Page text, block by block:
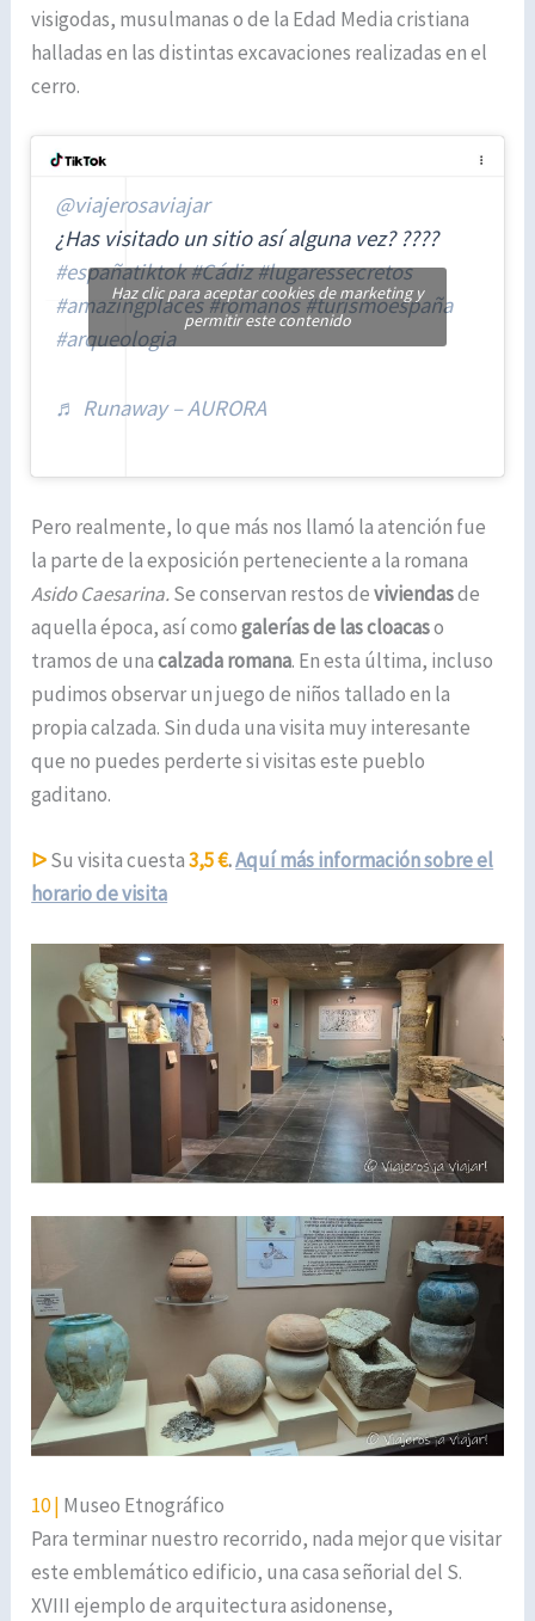
visigodas, musulmanas o de la Edad Media cristiana
halladas en las distintas excavaciones realizadas en el
cerro.
@viajerosaviajar
¿Has visitado un sitio así alguna vez? ????
#españatiktok#Cádiz#lugaressecretos
#amazingplaces#romanos#turismoespaña
#arqueologia
♬ Runaway – AURORA
Haz clic para aceptar cookies de marketing y
permitir este contenido
Pero realmente, lo que más nos llamó la atención fue
la parte de la exposición perteneciente a la romana
Asido Caesarina.Se conservan restos deviviendasde
aquella época, así comogalerías de las cloacaso
tramos de unacalzada romana. En esta última, incluso
pudimos observar un juego de niños tallado en la
propia calzada. Sin duda una visita muy interesante
que no puedes perderte si visitas este pueblo
gaditano.
ᐅSu visita cuesta3,5 €.Aquí más información sobre el
horario de visita
10 | Museo Etnográfico
Para terminar nuestro recorrido, nada mejor que visitar
este emblemático edificio, una casa señorial del S.
XVIII ejemplo de arquitectura asidonense,